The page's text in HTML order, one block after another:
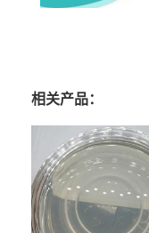
相关产品：